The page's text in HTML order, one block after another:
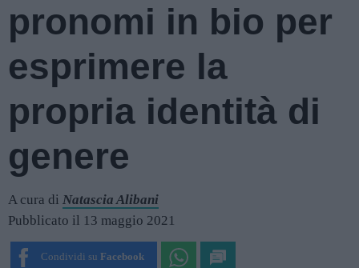
pronomi in bio per
esprimere la
propria identità di
genere
A cura di Natascia Alibani
Pubblicato il 13 maggio 2021
Condividi su Facebook